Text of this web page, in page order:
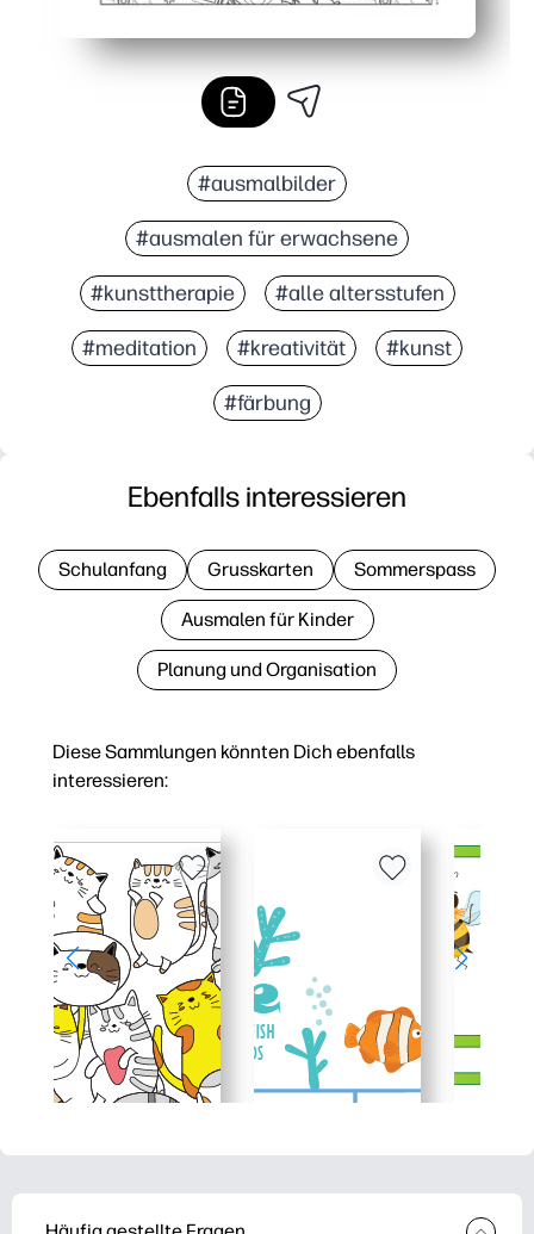
#ausmalbilder
#ausmalen für erwachsene
#kunsttherapie #alle altersstufen
#meditation #kreativität #kunst
#färbung
Diese Sammlungen könnten Dich ebenfalls
interessieren:
Ebenfalls interessieren
Schulanfang Grusskarten Sommerspass
Ausmalen für Kinder
Planung und Organisation